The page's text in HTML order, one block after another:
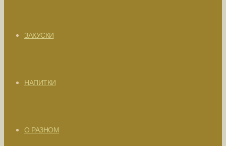
ЗАКУСКИ
НАПИТКИ
О РАЗНОМ